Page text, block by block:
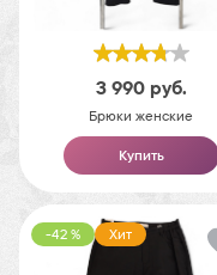
3 990 руб.
Брюки женские
Купить
-42 % Хит